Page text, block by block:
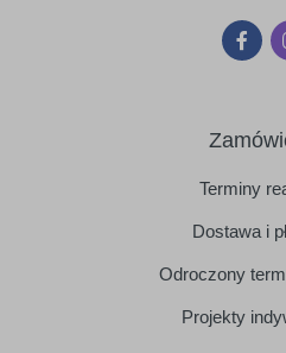
Terminy
Dostawa i
Odroczony
Projekty